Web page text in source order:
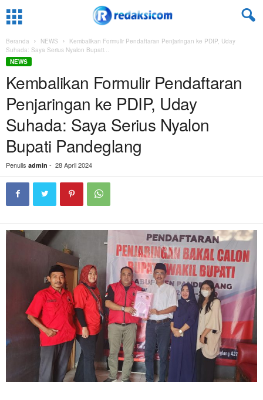
Beranda NEWS
Kembalikan Formulir Pendaftaran Penjaringan ke PDIP, Uday
Suhada: Saya Serius Nyalon Bupati...
NEWS
Kembalikan Formulir Pendaftaran
Penjaringan ke PDIP, Uday
Suhada: Saya Serius Nyalon
Bupati Pandeglang
Penulis admin - 28 April 2024